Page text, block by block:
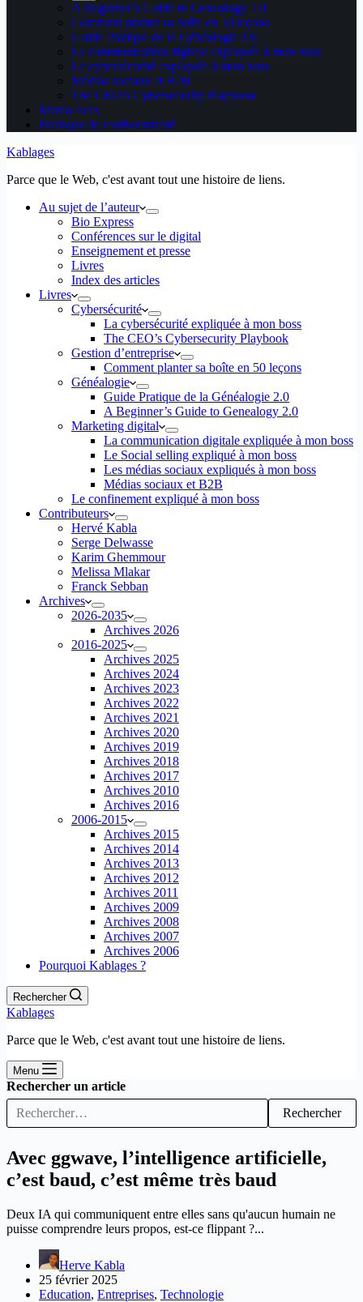
A Beginner’s Guide to Genealogy 2.0
Comment planter sa boîte en 50 leçons
Guide Pratique de la Généalogie 2.0
La communication digitale expliquée à mon boss
La cybersécurité expliquée à mon boss
Médias sociaux et B2B
The CEO’s Cybersecurity Playbook
Media Aces
Politique de confidentialité
Kablages
Parce que le Web, c'est avant tout une histoire de liens.
Au sujet de l’auteur
Bio Express
Conférences sur le digital
Enseignement et presse
Livres
Index des articles
Livres
Cybersécurité
La cybersécurité expliquée à mon boss
The CEO’s Cybersecurity Playbook
Gestion d’entreprise
Comment planter sa boîte en 50 leçons
Généalogie
Guide Pratique de la Généalogie 2.0
A Beginner’s Guide to Genealogy 2.0
Marketing digital
La communication digitale expliquée à mon boss
Le Social selling expliqué à mon boss
Les médias sociaux expliqués à mon boss
Médias sociaux et B2B
Le confinement expliqué à mon boss
Contributeurs
Hervé Kabla
Serge Delwasse
Karim Ghemmour
Melissa Mlakar
Franck Sebban
Archives
2026-2035
Archives 2026
2016-2025
Archives 2025
Archives 2024
Archives 2023
Archives 2022
Archives 2021
Archives 2020
Archives 2019
Archives 2018
Archives 2017
Archives 2010
Archives 2016
2006-2015
Archives 2015
Archives 2014
Archives 2013
Archives 2012
Archives 2011
Archives 2009
Archives 2008
Archives 2007
Archives 2006
Pourquoi Kablages ?
Rechercher
Kablages
Parce que le Web, c'est avant tout une histoire de liens.
Menu
Rechercher un article
Rechercher
Avec ggwave, l’intelligence artificielle,
c’est baud, c’est même très baud
Deux IA qui communiquent entre elles sans qu'aucun humain ne
puisse comprendre leurs propos, est-ce flippant ?...
Herve Kabla
25 février 2025
Education, Entreprises, Technologie